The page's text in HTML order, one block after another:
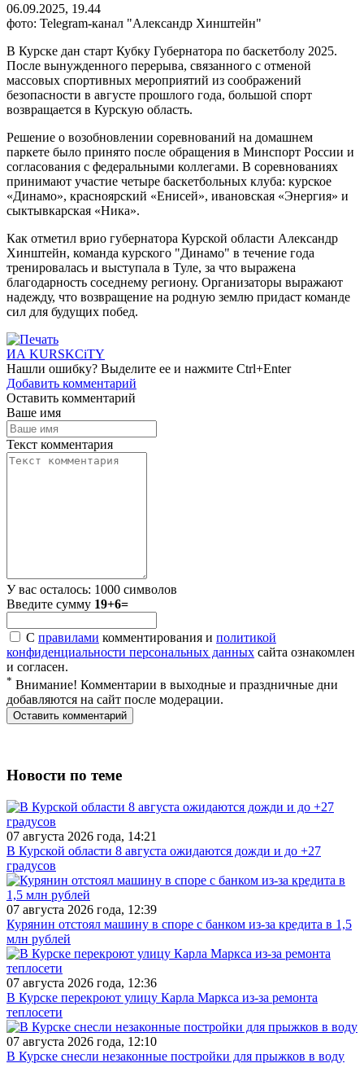
06.09.2025, 19.44
фото: Telegram-канал "Александр Хинштейн"
В Курске дан старт Кубку Губернатора по баскетболу 2025.
После вынужденного перерыва, связанного с отменой
массовых спортивных мероприятий из соображений
безопасности в августе прошлого года, большой спорт
возвращается в Курскую область.
Решение о возобновлении соревнований на домашнем
паркете было принято после обращения в Минспорт России и
согласования с федеральными коллегами. В соревнованиях
принимают участие четыре баскетбольных клуба: курское
«Динамо», красноярский «Енисей», ивановская «Энергия» и
сыктывкарская «Ника».
Как отметил врио губернатора Курской области Александр
Хинштейн, команда курского "Динамо" в течение года
тренировалась и выступала в Туле, за что выражена
благодарность соседнему региону. Организаторы выражают
надежду, что возвращение на родную землю придаст команде
сил для будущих побед.
ИА KURSKCiTY
Нашли ошибку? Выделите ее и нажмите Ctrl+Enter
Добавить комментарий
Оставить комментарий
Ваше имя
Текст комментария
У вас осталось: 1000 символов
Введите сумму 19+6=
С правилами комментирования и политикой
конфиденциальности персональных данных сайта ознакомлен
и согласен.
* Внимание! Комментарии в выходные и праздничные дни
добавляются на сайт после модерации.
Новости по теме
07 августа 2026 года, 14:21
В Курской области 8 августа ожидаются дожди и до +27
градусов
07 августа 2026 года, 12:39
Курянин отстоял машину в споре с банком из-за кредита в 1,5
млн рублей
07 августа 2026 года, 12:36
В Курске перекроют улицу Карла Маркса из-за ремонта
теплосети
07 августа 2026 года, 12:10
В Курске снесли незаконные постройки для прыжков в воду